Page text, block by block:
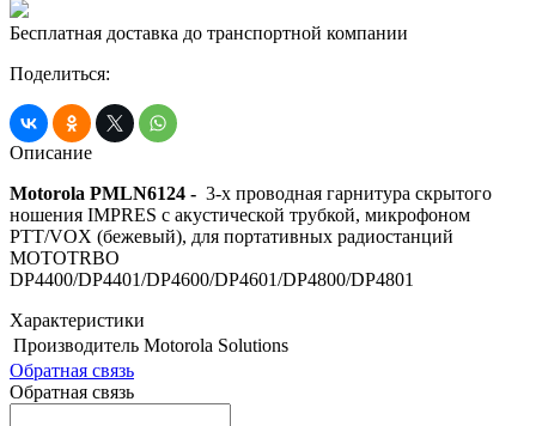
Бесплатная доставка до транспортной компании
Поделиться:
Описание
Motorola PMLN6124 - 3-х проводная гарнитура скрытого
ношения IMPRES с акустической трубкой, микрофоном
PTT/VOX (бежевый), для портативных радиостанций
MOTOTRBO
DP4400/DP4401/DP4600/DP4601/DP4800/DP4801
Характеристики
Производитель Motorola Solutions
Обратная связь
Обратная связь